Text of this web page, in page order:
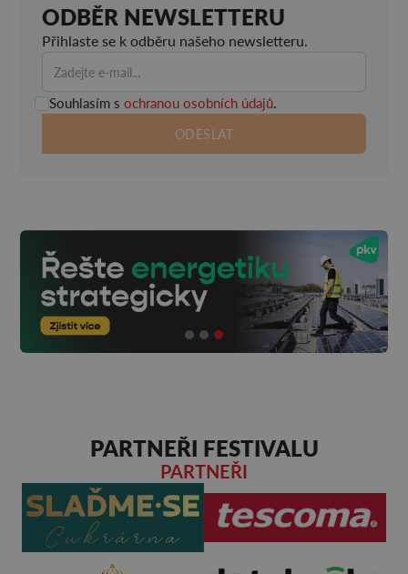
ODBĚR NEWSLETTERU
Přihlaste se k odběru našeho newsletteru.
Souhlasím s ochranou osobních údajů.
PARTNEŘI FESTIVALU
PARTNEŘI